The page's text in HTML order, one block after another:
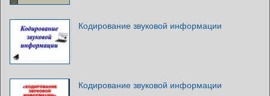
Кодирование звуковой информации
Кодирование звуковой информации